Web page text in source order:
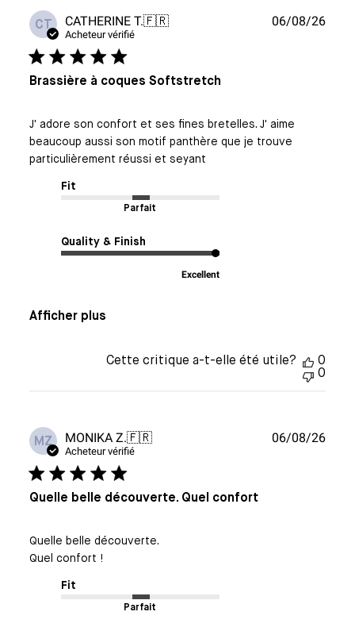
CT CATHERINE T.🇫🇷
Acheteur vérifié
Brassière à coques Softstretch
J' adore son confort et ses fines bretelles. J' aime
beaucoup aussi son motif panthère que je trouve
particulièrement réussi et seyant
Fit
Parfait
Quality & Finish
Excellent
Afficher plus
Date
06/08/26
Cette critique a-t-elle été utile?
0
0
MZ MONIKA Z.🇫🇷
Acheteur vérifié
Quelle belle découverte. Quel confort
Quelle belle découverte.
Quel confort !
Fit
Parfait
Date
06/08/26